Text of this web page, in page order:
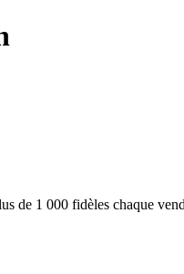
de 1 000 fidèles chaque